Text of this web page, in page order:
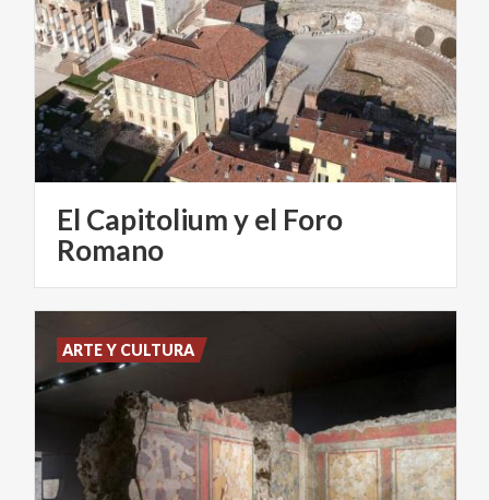
El Capitolium y el Foro
Romano
ARTE Y CULTURA